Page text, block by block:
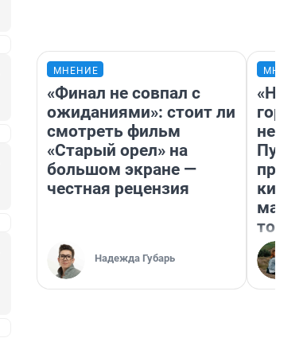
МНЕНИЕ
«Финал не совпал с
ожиданиями»: стоит ли
смотреть фильм
«Старый орел» на
большом экране —
честная рецензия
Надежда Губарь
«Нет
того